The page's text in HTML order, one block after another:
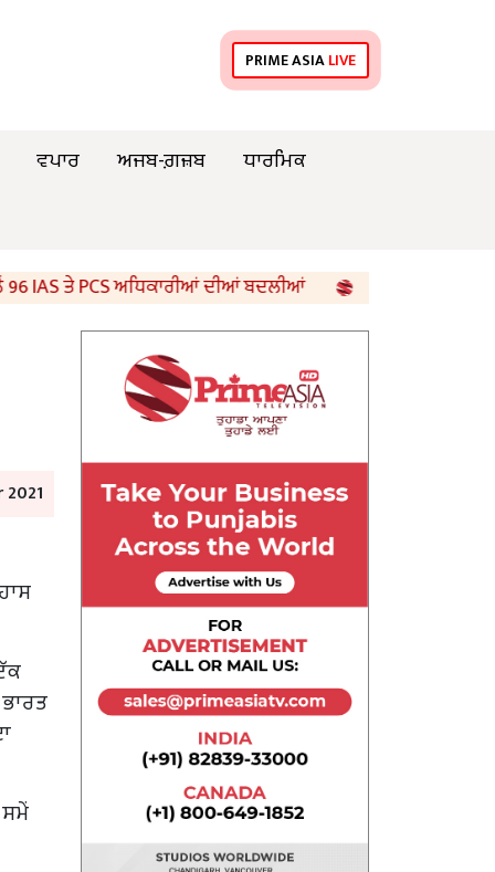
PRIME ASIALIVE
ਵਪਾਰ ਅਜਬ-ਗ਼ਜ਼ਬ
ਧਾਰਮਿਕ
ਤੇ PCS ਅਧਿਕਾਰੀਆਂ ਦੀਆਂ ਬਦਲੀਆਂ 8ਵੀਂ ਦੇ ਵਿਗਿਆਨ ਵਿਸ਼ੇ